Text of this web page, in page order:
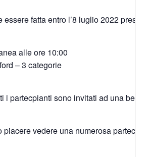
essere fatta entro l’8 luglio 2022
alle ore 10:00
– 3 categorie
i partecpianti sono invitati ad una bella
piacere vedere una numerosa